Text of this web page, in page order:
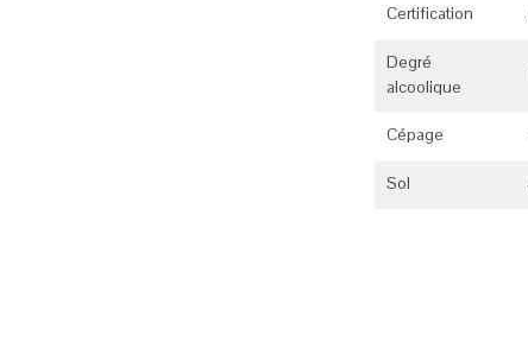
Certification
Degré
alcoolique
Cépage
Sol